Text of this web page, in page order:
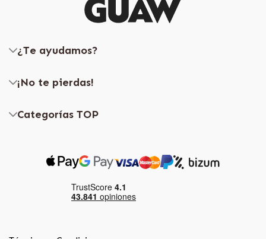
¿Te ayudamos?
¡No te pierdas!
Categorías TOP